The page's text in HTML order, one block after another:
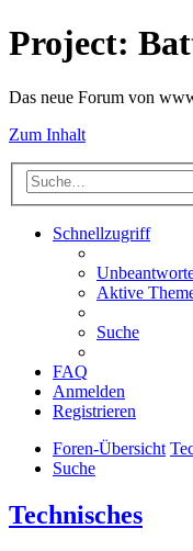
Project:
Das neue Forum von
Zum Inhalt
Schnellzugriff
Aktive
Suche
FAQ
Anmelden
Registrieren
Foren-Übersicht
Suche
Technisches